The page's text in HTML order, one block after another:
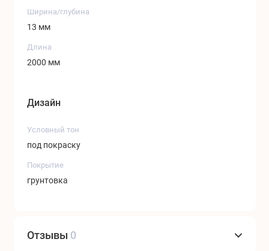
Ширина/глубина
13 мм
Длина
2000 мм
Дизайн
Условный тон
под покраску
Покрытие
грунтовка
Отзывы 0